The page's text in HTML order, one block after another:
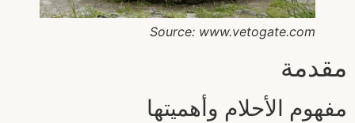
Source: www.vetogate.com
مقدمة
مفهوم الأحلام وأهميتها